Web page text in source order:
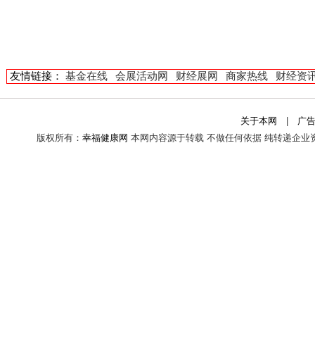
友情链接： 基金在线 会展活动网 财经展网 商家热线 财经资
关于本网
广
版权所有： 幸福健康网 本网内容源于转载 不做任何依据 纯转递企